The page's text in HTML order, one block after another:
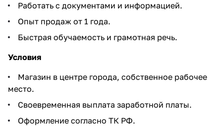
Работать с документами и информацией.
Опыт продаж от 1 года.
Быстрая обучаемость и грамотная речь.
Условия
Магазин в центре города, собственное рабочее
место.
Своевременная выплата заработной платы.
Оформление согласно ТК РФ.